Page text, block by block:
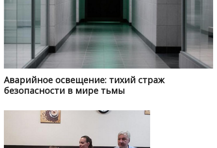
Аварийное освещение: тихий страж
безопасности в мире тьмы